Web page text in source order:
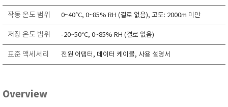
작동 온도 범위 0~40°C, 0~85% RH (결로 없음), 고도: 2000m 미만
저장 온도 범위 -20~50°C, 0~85% RH (결로 없음)
표준 액세서리 전원 어댑터, 데이터 케이블, 사용 설명서
Overview